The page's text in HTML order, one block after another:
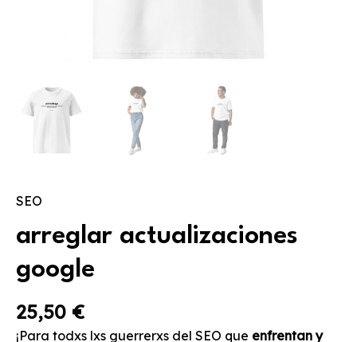
SEO
arreglar actualizaciones
google
25,50 €
¡Para todxs lxs guerrerxs del SEO que enfrentan y